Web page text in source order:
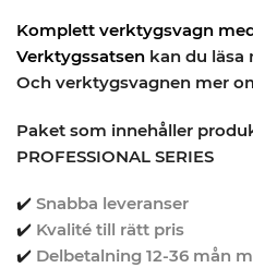
540kr.
Komplett verktygsvagn
Verktygssatsen kan du läsa
Och verktygsvagnen mer
Paket som innehåller
PROFESSIONAL SERIES
✔️ Snabba leveranser
✔️ Kvalité till rätt pris
✔️ Delbetalning 12-36 mån